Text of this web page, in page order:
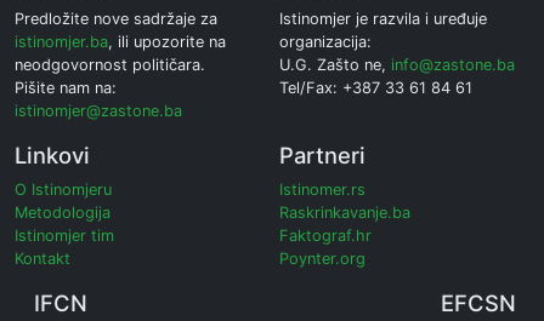
Predložite nove sadržaje za
istinomjer.ba, ili upozorite na
neodgovornost političara.
Pišite nam na:
istinomjer@zastone.ba
Istinomjer je razvila i uređuje
organizacija:
U.G. Zašto ne, info@zastone.ba
Tel/Fax: +387 33 61 84 61
Linkovi
O Istinomjeru
Metodologija
Istinomjer tim
Kontakt
Partneri
Istinomer.rs
Raskrinkavanje.ba
Faktograf.hr
Poynter.org
IFCN EFCSN